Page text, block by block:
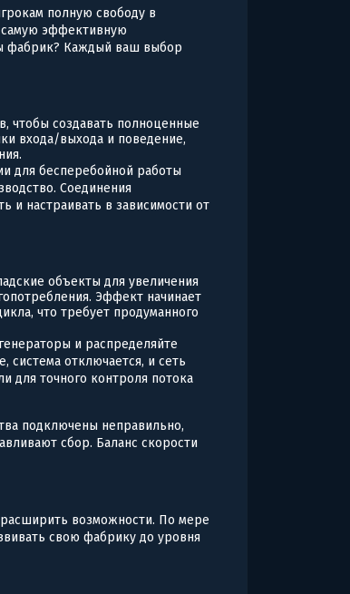
полную свободу в
самую эффективную
фабрик? Каждый ваш выбор
чтобы создавать полноценные
входа/выхода и поведение,
для бесперебойной работы
Соединения
и настраивать в зависимости от
объекты для увеличения
Эффект начинает
что требует продуманного
и распределяйте
отключается, и сеть
для точного контроля потока
подключены неправильно,
сбор. Баланс скорости
возможности. По мере
свою фабрику до уровня